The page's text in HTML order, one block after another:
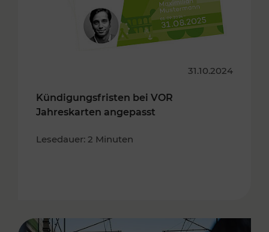
31.10.2024
Kündigungsfristen bei VOR
Jahreskarten angepasst
Lesedauer: 2 Minuten